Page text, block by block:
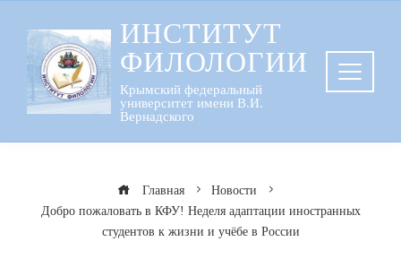
содержанию
ИНСТИТУТ
ФИЛОЛОГИИ
Крымский федеральный
университет имени В.И.
Вернадского
Главная
Новости
Добро пожаловать в КФУ! Неделя адаптации иностранных
студентов к жизни и учёбе в России